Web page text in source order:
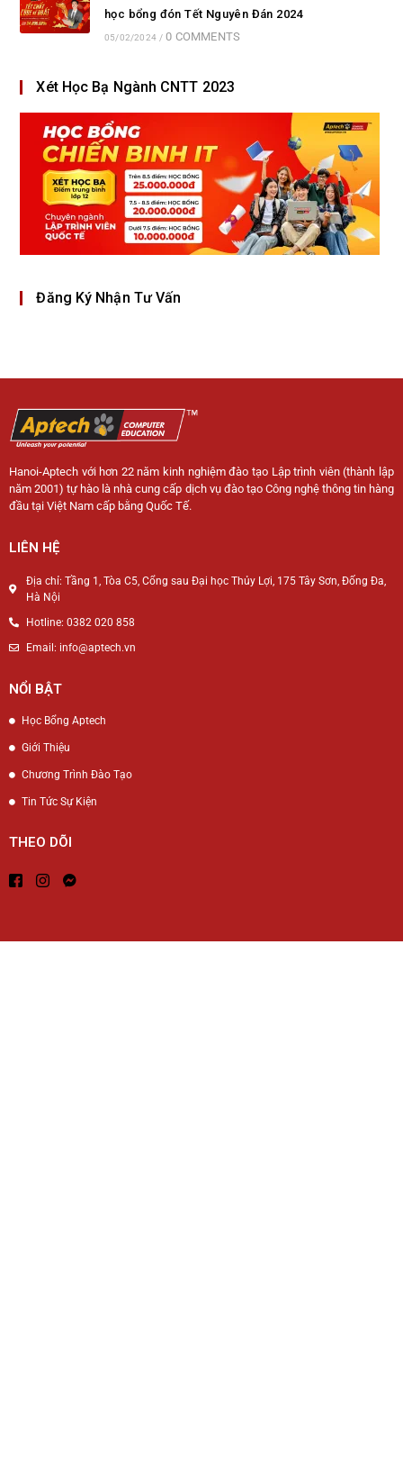
học bổng đón Tết Nguyên Đán 2024
05/02/2024 / 0 COMMENTS
Xét Học Bạ Ngành CNTT 2023
Đăng Ký Nhận Tư Vấn
Hanoi-Aptech với hơn 22 năm kinh nghiệm đào tạo Lập trình viên (thành lập
năm 2001) tự hào là nhà cung cấp dịch vụ đào tạo Công nghệ thông tin hàng
đầu tại Việt Nam cấp bằng Quốc Tế.
LIÊN HỆ
Địa chỉ: Tầng 1, Tòa C5, Cổng sau Đại học Thủy Lợi, 175 Tây Sơn, Đống Đa,
Hà Nội
Hotline: 0382 020 858
Email: info@aptech.vn
NỔI BẬT
Học Bổng Aptech
Giới Thiệu
Chương Trình Đào Tạo
Tin Tức Sự Kiện
THEO DÕI